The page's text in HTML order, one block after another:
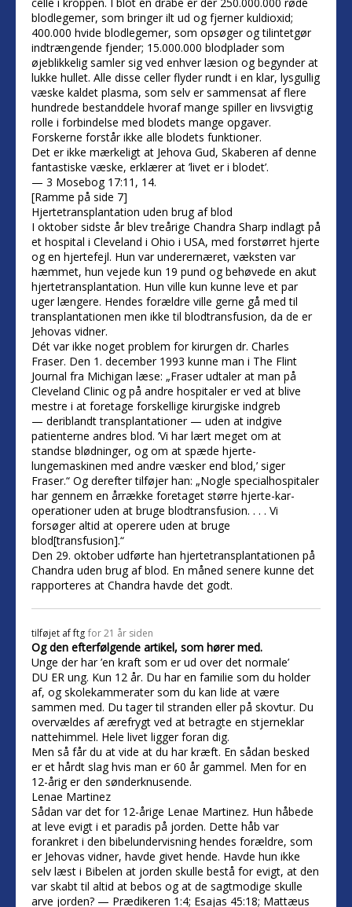
blodlegemer, som bringer ilt ud og fjerner kuldioxid;
400.000 hvide blodlegemer, som opsøger og tilintetgør
indtrængende fjender; 15.000.000 blodplader som
øjeblikkelig samler sig ved enhver læsion og begynder at
lukke hullet. Alle disse celler flyder rundt i en klar, lysgullig
væske kaldet plasma, som selv er sammensat af flere
hundrede bestanddele hvoraf mange spiller en livsvigtig
rolle i forbindelse med blodets mange opgaver.
Forskerne forstår ikke alle blodets funktioner.
Det er ikke mærkeligt at Jehova Gud, Skaberen af denne
fantastiske væske, erklærer at ’livet er i blodet’.
— 3 Mosebog 17:11, 14.
[Ramme på side 7]
Hjertetransplantation uden brug af blod
I oktober sidste år blev treårige Chandra Sharp indlagt på
et hospital i Cleveland i Ohio i USA, med forstørret hjerte
og en hjertefejl. Hun var underernæret, væksten var
hæmmet, hun vejede kun 19 pund og behøvede en akut
hjertetransplantation. Hun ville kun kunne leve et par
uger længere. Hendes forældre ville gerne gå med til
transplantationen men ikke til blodtransfusion, da de er
Jehovas vidner.
Dét var ikke noget problem for kirurgen dr. Charles
Fraser. Den 1. december 1993 kunne man i The Flint
Journal fra Michigan læse: „Fraser udtaler at man på
Cleveland Clinic og på andre hospitaler er ved at blive
mestre i at foretage forskellige kirurgiske indgreb
— deriblandt transplantationer — uden at indgive
patienterne andres blod. ’Vi har lært meget om at
standse blødninger, og om at spæde hjerte-
lungemaskinen med andre væsker end blod,’ siger
Fraser.“ Og derefter tilføjer han: „Nogle specialhospitaler
har gennem en årrække foretaget større hjerte-kar-
operationer uden at bruge blodtransfusion. . . . Vi
forsøger altid at operere uden at bruge
blod[transfusion].“
Den 29. oktober udførte han hjertetransplantationen på
Chandra uden brug af blod. En måned senere kunne det
rapporteres at Chandra havde det godt.
tilføjet afftg for 21 år siden
Og den efterfølgende artikel, som hører med.
Unge der har ’en kraft som er ud over det normale’
DU ER ung. Kun 12 år. Du har en familie som du holder
af, og skolekammerater som du kan lide at være
sammen med. Du tager til stranden eller på skovtur. Du
overvældes af ærefrygt ved at betragte en stjerneklar
nattehimmel. Hele livet ligger foran dig.
Men så får du at vide at du har kræft. En sådan besked
er et hårdt slag hvis man er 60 år gammel. Men for en
12-årig er den sønderknusende.
Lenae Martinez
Sådan var det for 12-årige Lenae Martinez. Hun håbede
at leve evigt i et paradis på jorden. Dette håb var
forankret i den bibelundervisning hendes forældre, som
er Jehovas vidner, havde givet hende. Havde hun ikke
selv læst i Bibelen at jorden skulle bestå for evigt, at den
var skabt til altid at bebos og at de sagtmodige skulle
arve jorden? — Prædikeren 1:4; Esajas 45:18; Mattæus